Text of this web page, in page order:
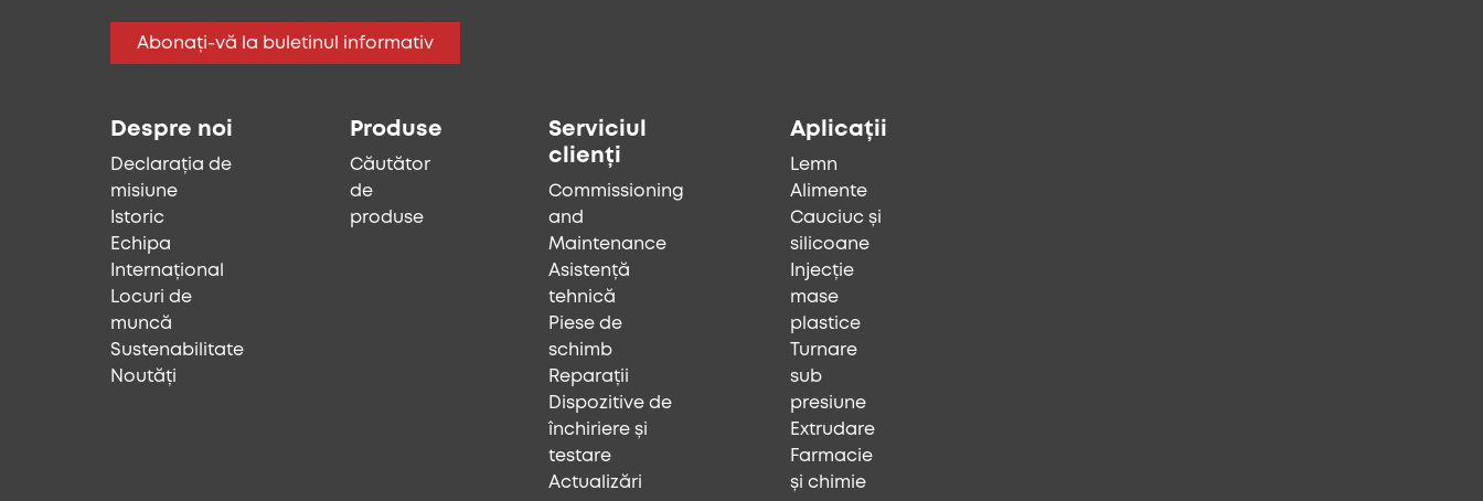
Abonați-vă la buletinul informativ
Despre noi
Declarația de
misiune
Istoric
Echipa
Internațional
Locuri de
muncă
Sustenabilitate
Noutăți
Produse
Căutător
de
produse
Serviciul
clienți
Commissioning
and
Maintenance
Asistență
tehnică
Piese de
schimb
Reparații
Dispozitive de
închiriere și
testare
Actualizări
Aplicații
Lemn
Alimente
Cauciuc și
silicoane
Injecție
mase
plastice
Turnare
sub
presiune
Extrudare
Farmacie
și chimie